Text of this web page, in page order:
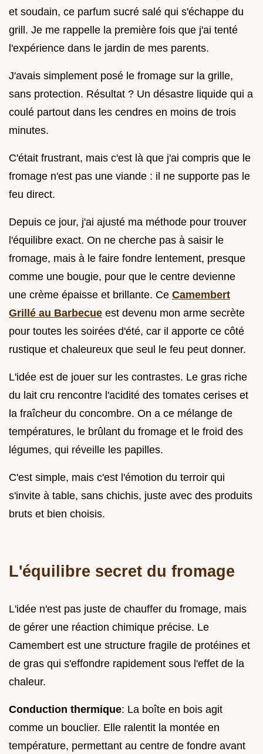
et soudain, ce parfum sucré salé qui s'échappe du
grill. Je me rappelle la première fois que j'ai tenté
l'expérience dans le jardin de mes parents.
J'avais simplement posé le fromage sur la grille,
sans protection. Résultat ? Un désastre liquide qui a
coulé partout dans les cendres en moins de trois
minutes.
C'était frustrant, mais c'est là que j'ai compris que le
fromage n'est pas une viande : il ne supporte pas le
feu direct.
Depuis ce jour, j'ai ajusté ma méthode pour trouver
l'équilibre exact. On ne cherche pas à saisir le
fromage, mais à le faire fondre lentement, presque
comme une bougie, pour que le centre devienne
une crème épaisse et brillante. Ce Camembert
Grillé au Barbecue est devenu mon arme secrète
pour toutes les soirées d'été, car il apporte ce côté
rustique et chaleureux que seul le feu peut donner.
L'idée est de jouer sur les contrastes. Le gras riche
du lait cru rencontre l'acidité des tomates cerises et
la fraîcheur du concombre. On a ce mélange de
températures, le brûlant du fromage et le froid des
légumes, qui réveille les papilles.
C'est simple, mais c'est l'émotion du terroir qui
s'invite à table, sans chichis, juste avec des produits
bruts et bien choisis.
L'équilibre secret du fromage
L'idée n'est pas juste de chauffer du fromage, mais
de gérer une réaction chimique précise. Le
Camembert est une structure fragile de protéines et
de gras qui s'effondre rapidement sous l'effet de la
chaleur.
Conduction thermique: La boîte en bois agit
comme un bouclier. Elle ralentit la montée en
température, permettant au centre de fondre avant